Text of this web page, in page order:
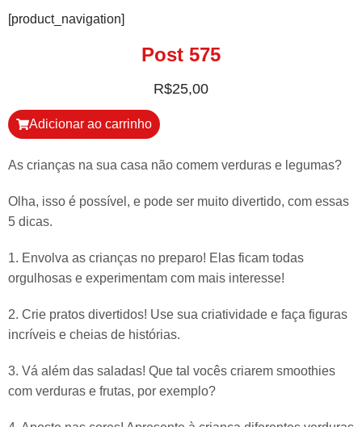
[product_navigation]
Post 575
R$25,00
Adicionar ao carrinho
As crianças na sua casa não comem verduras e legumas?
Olha, isso é possível, e pode ser muito divertido, com essas
5 dicas.
1. Envolva as crianças no preparo! Elas ficam todas
orgulhosas e experimentam com mais interesse!
2. Crie pratos divertidos! Use sua criatividade e faça figuras
incríveis e cheias de histórias.
3. Vá além das saladas! Que tal vocês criarem smoothies
com verduras e frutas, por exemplo?